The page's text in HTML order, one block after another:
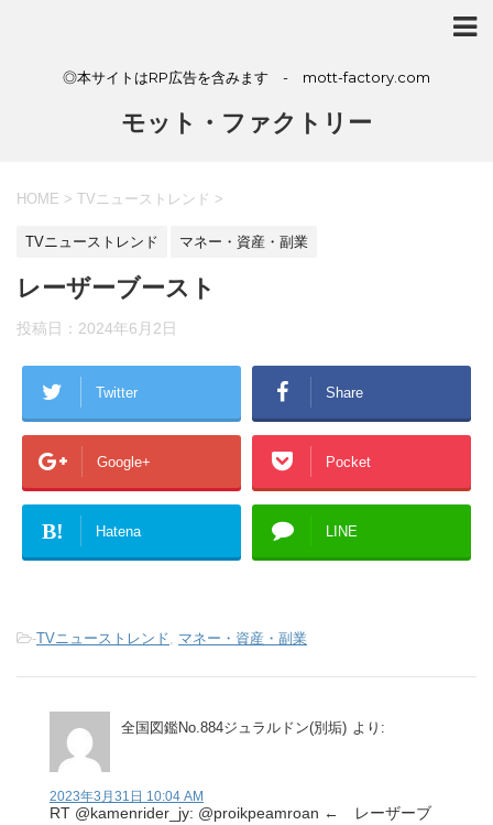
◎本サイトはRP広告を含みます - mott-factory.com
モット・ファクトリー
HOME > TVニューストレンド >
TVニューストレンド マネー・資産・副業
レーザーブースト
投稿日： 2024年6月2日
Twitter Share
Google+ Pocket
B! Hatena LINE
-TVニューストレンド, マネー・資産・副業
全国図鑑No.884ジュラルドン(別垢) より:
2023年3月31日 10:04 AM
RT @kamenrider_jy: @proikpeamroan ← レーザーブ